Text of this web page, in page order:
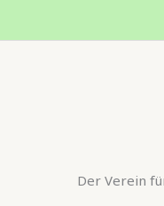
Der Verein